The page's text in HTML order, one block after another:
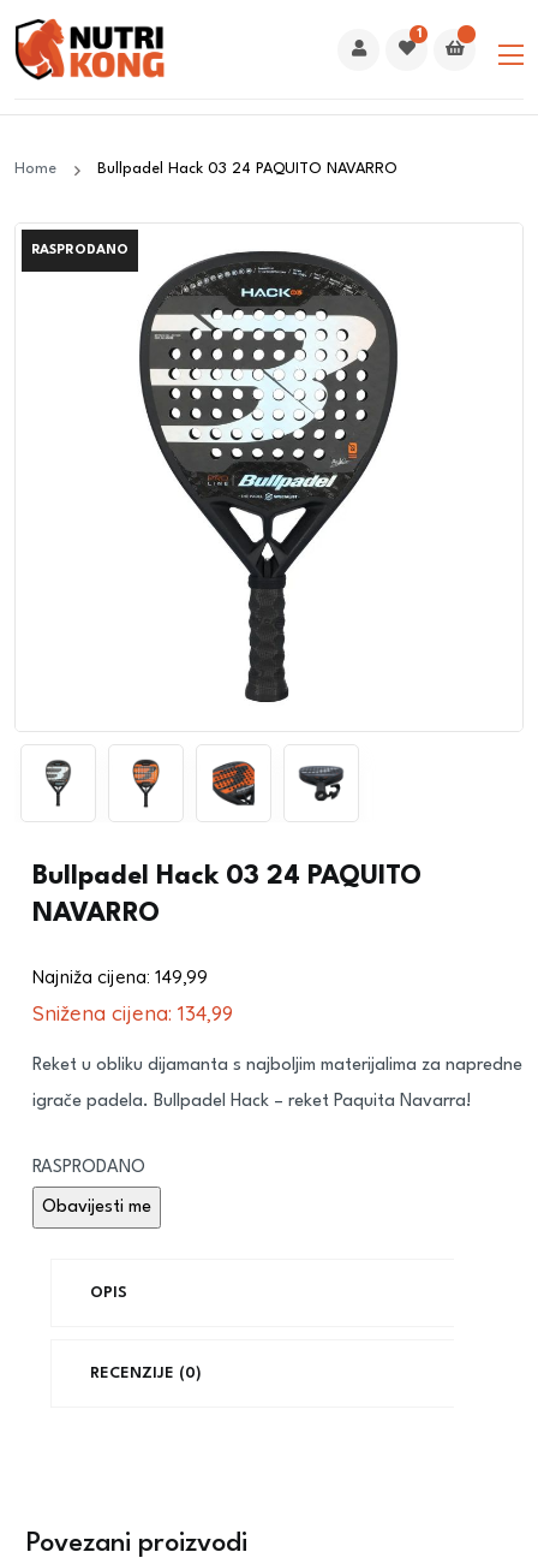
1
Home Bullpadel Hack 03 24 PAQUITO NAVARRO
RASPRODANO
Bullpadel Hack 03 24 PAQUITO
NAVARRO
Najniža cijena: 149,99
Snižena cijena: 134,99
Reket u obliku dijamanta s najboljim materijalima za napredne
igrače padela. Bullpadel Hack – reket Paquita Navarra!
RASPRODANO
OPIS
RECENZIJE (0)
Povezani proizvodi